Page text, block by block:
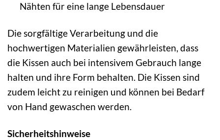
Nähten für eine lange Lebensdauer
Die sorgfältige Verarbeitung und die
hochwertigen Materialien gewährleisten, dass
die Kissen auch bei intensivem Gebrauch lange
halten und ihre Form behalten. Die Kissen sind
zudem leicht zu reinigen und können bei Bedarf
von Hand gewaschen werden.
Sicherheitshinweise